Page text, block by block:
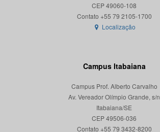
CEP 49060-108
Localização
Campus Itabaiana
Campus Prof. Alberto Carvalho
Av. Vereador Olímpio Grande, s/n
Itabaiana/SE
CEP 49506-036